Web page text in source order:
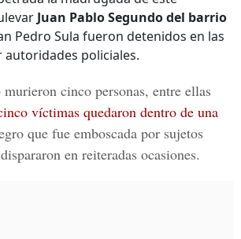
Juan Pablo Segundo del barrio
Pedro Sula fueron detenidos en las
policiales.
cinco personas, entre ellas
víctimas quedaron dentro de una
que fue emboscada por sujetos
en reiteradas ocasiones.